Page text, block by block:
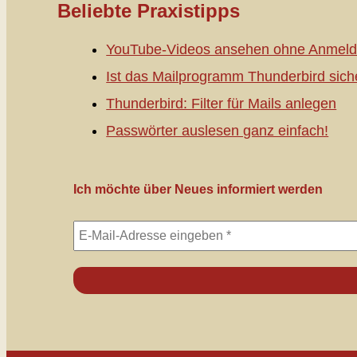
Beliebte Praxistipps
YouTube-Videos ansehen ohne
Ist das Mailprogramm Thunderbird
Thunderbird: Filter für Mails anlegen
Passwörter auslesen ganz einfach!
Ich möchte über Neues informiert werden